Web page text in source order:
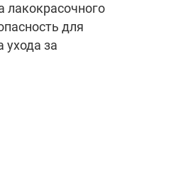
лакокрасочного
для
ухода за